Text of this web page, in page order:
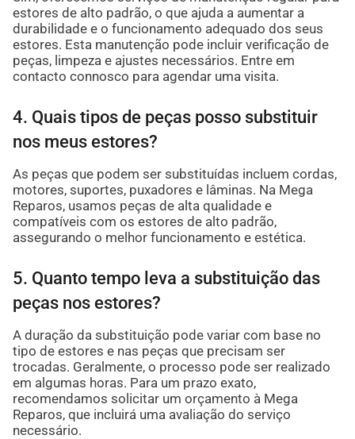
estores de alto padrão, o que ajuda a aumentar a
durabilidade e o funcionamento adequado dos seus
estores. Esta manutenção pode incluir verificação de
peças, limpeza e ajustes necessários. Entre em
contacto connosco para agendar uma visita.
4. Quais tipos de peças posso substituir
nos meus estores?
As peças que podem ser substituídas incluem cordas,
motores, suportes, puxadores e lâminas. Na Mega
Reparos, usamos peças de alta qualidade e
compatíveis com os estores de alto padrão,
assegurando o melhor funcionamento e estética.
5. Quanto tempo leva a substituição das
peças nos estores?
A duração da substituição pode variar com base no
tipo de estores e nas peças que precisam ser
trocadas. Geralmente, o processo pode ser realizado
em algumas horas. Para um prazo exato,
recomendamos solicitar um orçamento à Mega
Reparos, que incluirá uma avaliação do serviço
necessário.